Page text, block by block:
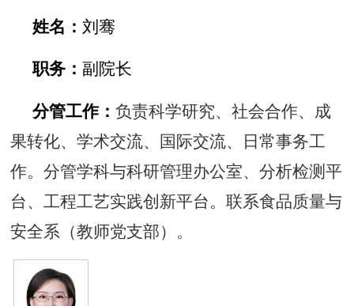
姓名：刘骞
职务：副院长
分管工作：负责科学研究、社会合作、成
果转化、学术交流、国际交流、日常事务工
作。分管学科与科研管理办公室、分析检测平
台、工程工艺实践创新平台。联系食品质量与
安全系（教师党支部）。